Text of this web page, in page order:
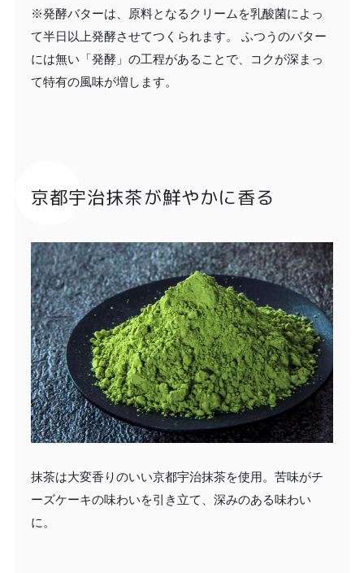
※発酵バターは、原料となるクリームを乳酸菌によっ
て半日以上発酵させてつくられます。 ふつうのバター
には無い「発酵」の工程があることで、コクが深まっ
て特有の風味が増します。
京都宇治抹茶が鮮やかに香る
抹茶は大変香りのいい京都宇治抹茶を使用。苦味がチ
ーズケーキの味わいを引き立て、深みのある味わい
に。